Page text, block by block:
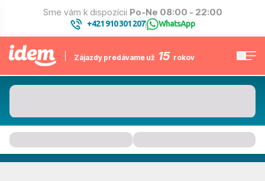
Sme vám k dispozícii Po-Ne 08:00 - 22:00
+421 910 301 207| WhatsApp
Zájazdy predávame už 15 rokov